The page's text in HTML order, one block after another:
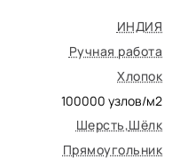
ИНДИЯ
Ручная работа
Хлопок
100000 узлов/м2
Шерсть,Шёлк
Прямоугольник